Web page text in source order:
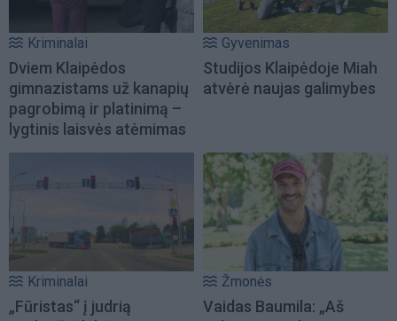
Kriminalai
Dviem Klaipėdos
gimnazistams už kanapių
pagrobimą ir platinimą –
lygtinis laisvės atėmimas
Gyvenimas
Studijos Klaipėdoje Miah
atvėrė naujas galimybes
Kriminalai
„Fūristas“ į judrią
Žmonės
Vaidas Baumila: „Aš